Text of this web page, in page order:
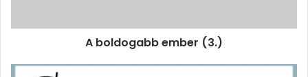
A boldogabb ember (3.)
Szeptemberi